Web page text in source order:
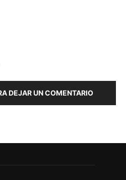
DEJAR UN COMENTARIO